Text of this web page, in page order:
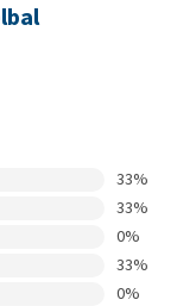
33%
33%
0%
33%
0%